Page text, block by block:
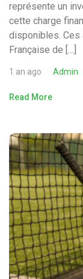
représente un
cette charge
disponibles. Ces
Française de […]
1 an ago Admin
Read More